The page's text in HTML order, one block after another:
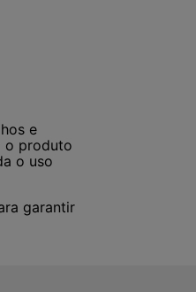
e
o produto
o uso
garantir